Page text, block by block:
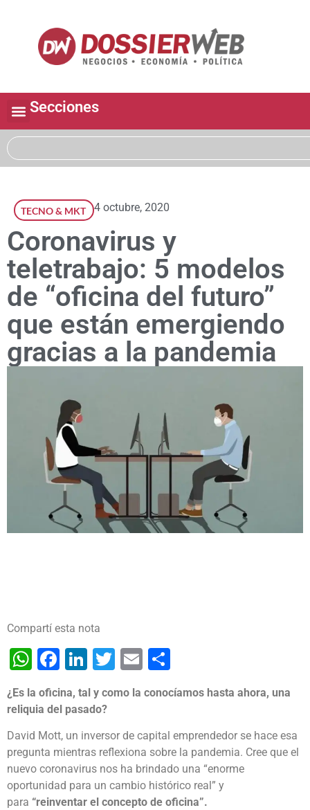
Secciones
TECNO & MKT 4 octubre, 2020
Coronavirus y
teletrabajo: 5 modelos
de “oficina del futuro”
que están emergiendo
gracias a la pandemia
Compartí esta nota
WhatsApp
Facebook
LinkedIn
Twitter
Email
¿Es la oficina, tal y como la conocíamos hasta ahora, una
reliquia del pasado?
David Mott, un inversor de capital emprendedor se hace esa
pregunta mientras reflexiona sobre la pandemia. Cree que el
nuevo coronavirus nos ha brindado una “enorme
oportunidad para un cambio histórico real” y
para “reinventar el concepto de oficina”.